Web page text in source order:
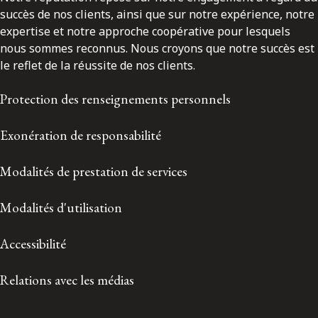
succès de nos clients, ainsi que sur notre expérience, notre
expertise et notre approche coopérative pour lesquels
nous sommes reconnus. Nous croyons que notre succès est
le reflet de la réussite de nos clients.
Protection des renseignements personnels
Exonération de responsabilité
Modalités de prestation de services
Modalités d'utilisation
Accessibilité
Relations avec les médias